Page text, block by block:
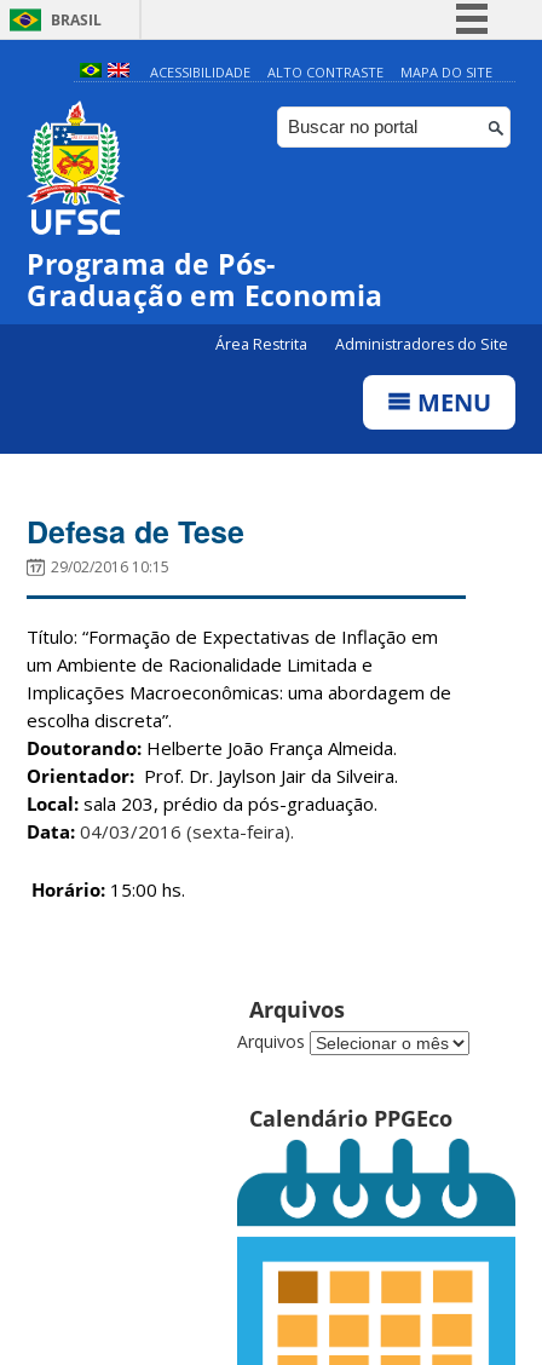
BRASIL
Simplifique!
Comunica BR
Participe
ACESSIBILIDADE ALTO CONTRASTE MAPA DO SITE
Programa de Pós-
Graduação em Economia
Área Restrita Administradores do Site
MENU
Defesa de Tese
29/02/2016 10:15
Título: “Formação de Expectativas de Inflação em
um Ambiente de Racionalidade Limitada e
Implicações Macroeconômicas: uma abordagem de
escolha discreta”.
Doutorando: Helberte João França Almeida.
Orientador: Prof. Dr. Jaylson Jair da Silveira.
Local: sala 203, prédio da pós-graduação.
Data:04/03/2016 (sexta-feira).
Horário: 15:00 hs.
Arquivos
Arquivos
Calendário PPGEco